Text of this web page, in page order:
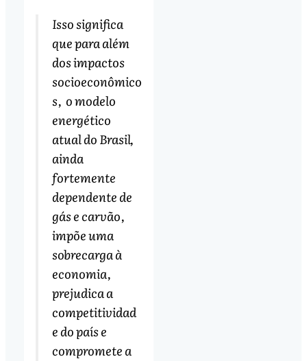
Isso significa
que para além
dos impactos
socioeconômico
s, o modelo
energético
atual do Brasil,
ainda
fortemente
dependente de
gás e carvão,
impõe uma
sobrecarga à
economia,
prejudica a
competitividad
e do país e
compromete a